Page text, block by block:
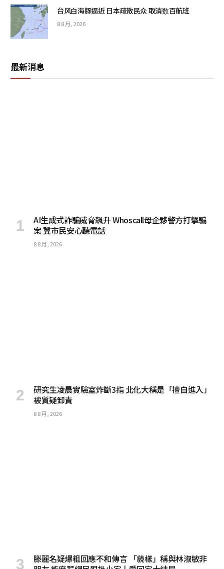
台风白海豚逼近 日本疏散民众 取消数百航班
8 8 月, 2026
最新消息
AI生成式詐騙威脅飆升 Whoscall母企夥警方打擊騙
案 冀市民安心聽電話
8 8 月, 2026
研究生凌晨實驗室炸斷3指 北化大稱是「擅自進入」
被質疑卸責
8 8 月, 2026
滕麗名疑爆粗回應不和傳言 「藐樣」稱與林淑敏非